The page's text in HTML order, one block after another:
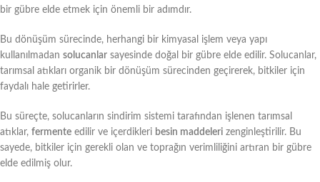
bir gübre elde etmek için önemli bir adımdır.
Bu dönüşüm sürecinde, herhangi bir kimyasal işlem veya yapı
kullanılmadan solucanlar sayesinde doğal bir gübre elde edilir. Solucanlar,
tarımsal atıkları organik bir dönüşüm sürecinden geçirerek, bitkiler için
faydalı hale getirirler.
Bu süreçte, solucanların sindirim sistemi tarafından işlenen tarımsal
atıklar, fermente edilir ve içerdikleri besin maddeleri zenginleştirilir. Bu
sayede, bitkiler için gerekli olan ve toprağın verimliliğini artıran bir gübre
elde edilmiş olur.